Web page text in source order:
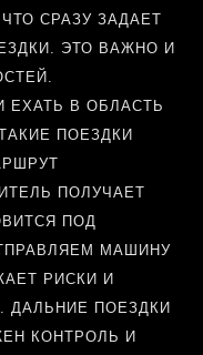
СРАЗУ ЗАДАЕТ
ЭТО ВАЖНО И
ЕХАТЬ В ОБЛАСТЬ
ПОЕЗДКИ
ПОЛУЧАЕТ
ПОД
МАШИНУ
РИСКИ И
ДАЛЬНИЕ ПОЕЗДКИ
КОНТРОЛЬ И